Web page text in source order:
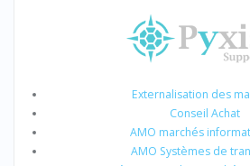
Externalisation des
Conseil Achat
AMO marchés
AMO Systèmes de